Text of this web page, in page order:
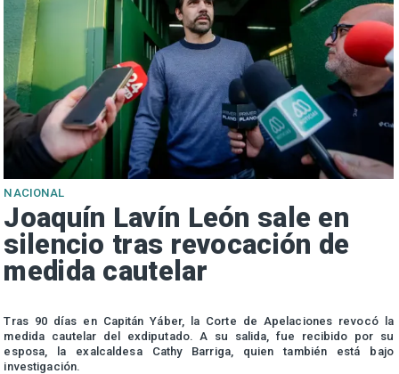
NACIONAL
Joaquín Lavín León sale en
silencio tras revocación de
medida cautelar
Tras 90 días en Capitán Yáber, la Corte de Apelaciones revocó la
medida cautelar del exdiputado. A su salida, fue recibido por su
esposa, la exalcaldesa Cathy Barriga, quien también está bajo
investigación.